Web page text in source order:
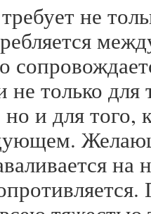
не
не только для
и для того,
на